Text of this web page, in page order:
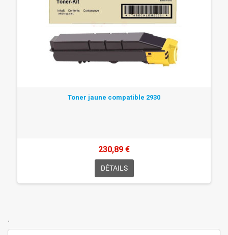
`
Toner jaune compatible 2930
230,89 €
DÉTAILS